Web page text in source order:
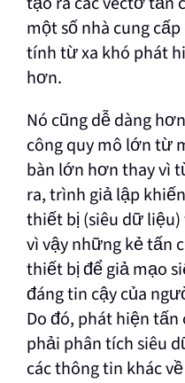
một số nhà cung
tính từ xa khó phát
hơn.
Nó cũng dễ dàng
công quy mô lớn từ
bàn lớn hơn thay vì
ra, trình giả lập
thiết bị (siêu dữ
vì vậy những kẻ tấn
thiết bị để giả mạo
đáng tin cậy của
Do đó, phát hiện tấn
phải phân tích siêu
các thông tin khác